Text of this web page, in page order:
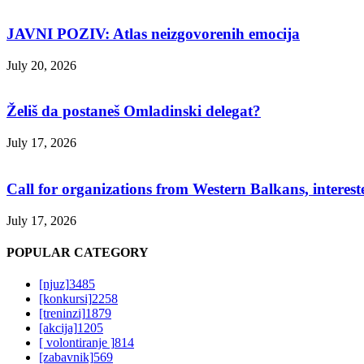
JAVNI POZIV: Atlas neizgovorenih emocija
July 20, 2026
Želiš da postaneš Omladinski delegat?
July 17, 2026
Call for organizations from Western Balkans,
July 17, 2026
POPULAR CATEGORY
[njuz]3485
[konkursi]2258
[treninzi]1879
[akcija]1205
[ volontiranje ]814
[zabavnik]569